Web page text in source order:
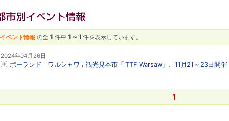
イベント情報 の全 1 件中 1～1 件を表示しています。
2024年04月26日
ポーランド ワルシャワ / 観光見本市「ITTF Warsaw」、11月21～23日開催
1